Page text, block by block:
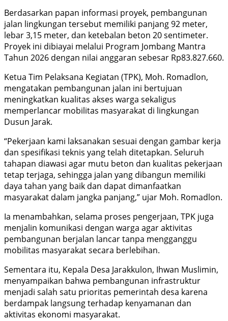
Berdasarkan papan informasi proyek, pembangunan
jalan lingkungan tersebut memiliki panjang 92 meter,
lebar 3,15 meter, dan ketebalan beton 20 sentimeter.
Proyek ini dibiayai melalui Program Jombang Mantra
Tahun 2026 dengan nilai anggaran sebesar Rp83.827.660.
Ketua Tim Pelaksana Kegiatan (TPK), Moh. Romadlon,
mengatakan pembangunan jalan ini bertujuan
meningkatkan kualitas akses warga sekaligus
memperlancar mobilitas masyarakat di lingkungan
Dusun Jarak.
“Pekerjaan kami laksanakan sesuai dengan gambar kerja
dan spesifikasi teknis yang telah ditetapkan. Seluruh
tahapan diawasi agar mutu beton dan kualitas pekerjaan
tetap terjaga, sehingga jalan yang dibangun memiliki
daya tahan yang baik dan dapat dimanfaatkan
masyarakat dalam jangka panjang,” ujar Moh. Romadlon.
Ia menambahkan, selama proses pengerjaan, TPK juga
menjalin komunikasi dengan warga agar aktivitas
pembangunan berjalan lancar tanpa mengganggu
mobilitas masyarakat secara berlebihan.
Sementara itu, Kepala Desa Jarakkulon, Ihwan Muslimin,
menyampaikan bahwa pembangunan infrastruktur
menjadi salah satu prioritas pemerintah desa karena
berdampak langsung terhadap kenyamanan dan
aktivitas ekonomi masyarakat.